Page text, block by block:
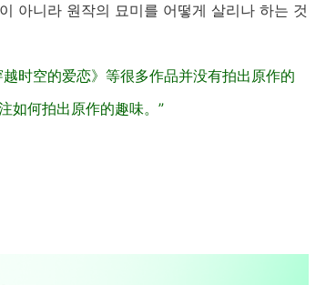
아니라 원작의 묘미를 어떻게 살리나 하는 것
时空的爱恋》等很多作品并没有拍出原作的
如何拍出原作的趣味。”